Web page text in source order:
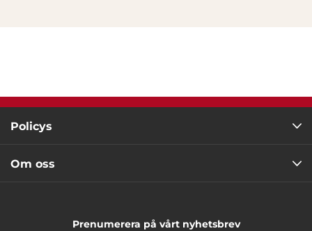
Policys
Om oss
Prenumerera på vårt nyhetsbrev